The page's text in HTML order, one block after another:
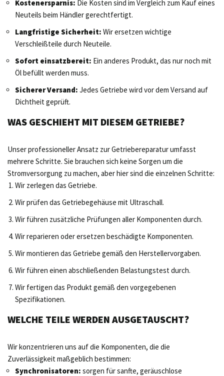
Kostenersparnis: Die Kosten sind im Vergleich zum Kauf eines
Neuteils beim Händler gerechtfertigt.
Langfristige Sicherheit: Wir ersetzen wichtige
Verschleißteile durch Neuteile.
Sofort einsatzbereit: Ein anderes Produkt, das nur noch mit
Öl befüllt werden muss.
Sicherer Versand: Jedes Getriebe wird vor dem Versand auf
Dichtheit geprüft.
WAS GESCHIEHT MIT DIESEM GETRIEBE?
Unser professioneller Ansatz zur Getriebereparatur umfasst
mehrere Schritte. Sie brauchen sich keine Sorgen um die
Stromversorgung zu machen, aber hier sind die einzelnen Schritte:
Wir zerlegen das Getriebe.
Wir prüfen das Getriebegehäuse mit Ultraschall.
Wir führen zusätzliche Prüfungen aller Komponenten durch.
Wir reparieren oder ersetzen beschädigte Komponenten.
Wir montieren das Getriebe gemäß den Herstellervorgaben.
Wir führen einen abschließenden Belastungstest durch.
Wir fertigen das Produkt gemäß den vorgegebenen
Spezifikationen.
WELCHE TEILE WERDEN AUSGETAUSCHT?
Wir konzentrieren uns auf die Komponenten, die die
Zuverlässigkeit maßgeblich bestimmen:
Synchronisatoren: sorgen für sanfte, geräuschlose